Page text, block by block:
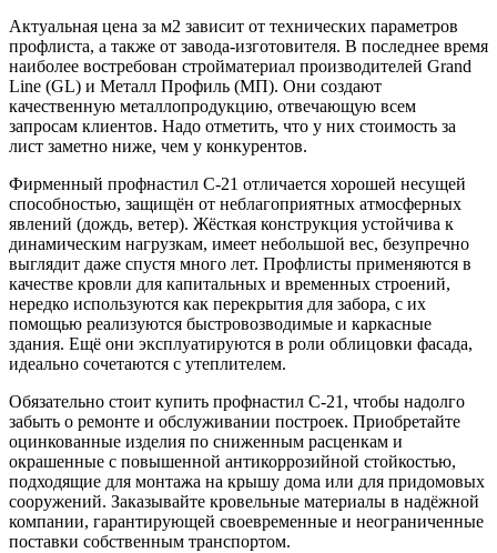
Актуальная цена за м2 зависит от технических параметров
профлиста, а также от завода-изготовителя. В последнее время
наиболее востребован стройматериал производителей Grand
Line (GL) и Металл Профиль (МП). Они создают
качественную металлопродукцию, отвечающую всем
запросам клиентов. Надо отметить, что у них стоимость за
лист заметно ниже, чем у конкурентов.
Фирменный профнастил C-21 отличается хорошей несущей
способностью, защищён от неблагоприятных атмосферных
явлений (дождь, ветер). Жёсткая конструкция устойчива к
динамическим нагрузкам, имеет небольшой вес, безупречно
выглядит даже спустя много лет. Профлисты применяются в
качестве кровли для капитальных и временных строений,
нередко используются как перекрытия для забора, с их
помощью реализуются быстровозводимые и каркасные
здания. Ещё они эксплуатируются в роли облицовки фасада,
идеально сочетаются с утеплителем.
Обязательно стоит купить профнастил C-21, чтобы надолго
забыть о ремонте и обслуживании построек. Приобретайте
оцинкованные изделия по сниженным расценкам и
окрашенные с повышенной антикоррозийной стойкостью,
подходящие для монтажа на крышу дома или для придомовых
сооружений. Заказывайте кровельные материалы в надёжной
компании, гарантирующей своевременные и неограниченные
поставки собственным транспортом.